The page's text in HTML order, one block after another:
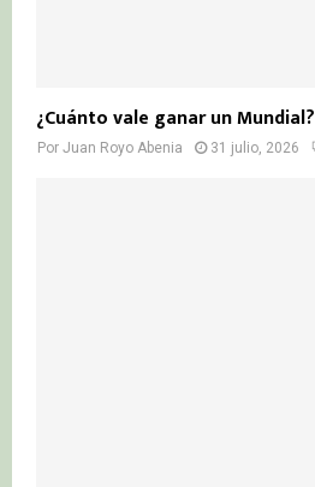
¿Cuánto vale ganar un Mundial?
Por Juan Royo Abenia 31 julio, 2026